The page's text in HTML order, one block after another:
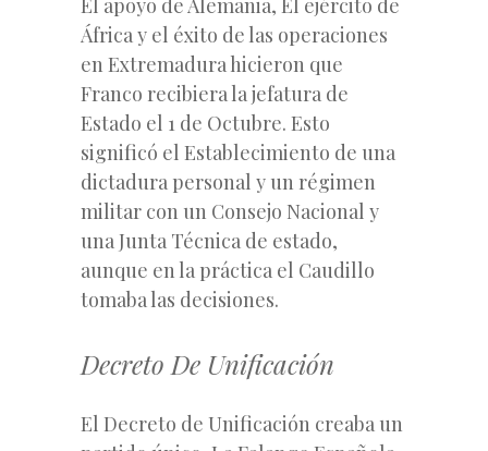
El apoyo de Alemania, El ejército de
África y el éxito de las operaciones
en Extremadura hicieron que
Franco recibiera la jefatura de
Estado el 1 de Octubre. Esto
significó el Establecimiento de una
dictadura personal y un régimen
militar con un Consejo Nacional y
una Junta Técnica de estado,
aunque en la práctica el Caudillo
tomaba las decisiones.
Decreto De Unificación
El Decreto de Unificación creaba un